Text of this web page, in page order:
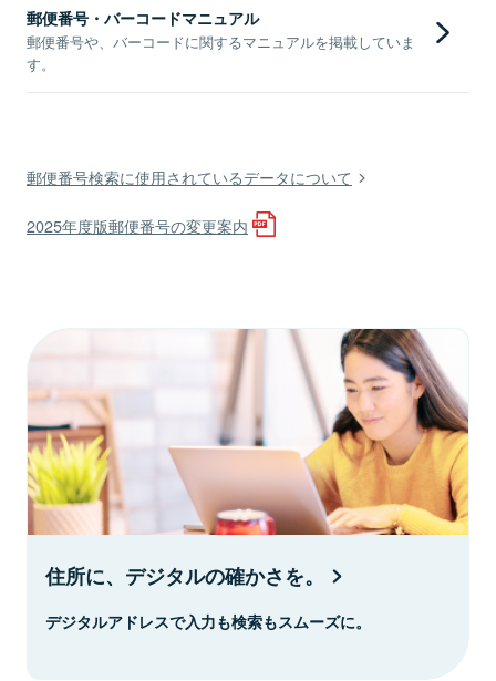
郵便番号・バーコードマニュアル
郵便番号や、バーコードに関するマニュアルを掲載していま
す。
郵便番号検索に使用されているデータについて
2025年度版郵便番号の変更案内
住所に、デジタルの確かさを。
デジタルアドレスで入力も検索もスムーズに。